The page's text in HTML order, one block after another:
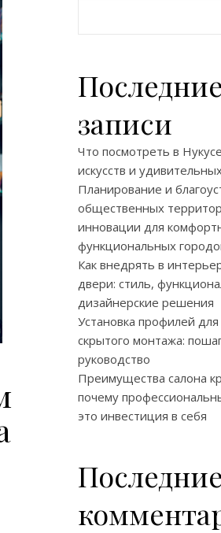
Последние
записи
Что посмотреть в
искусств и
Планирование и
общественных
инновации для
функциональных
Как внедрять в
двери: стиль,
дизайнерские решения
Установка профилей
скрытого монтажа:
руководство
Преимущества салона
почему
это инвестиция в себя
Последние